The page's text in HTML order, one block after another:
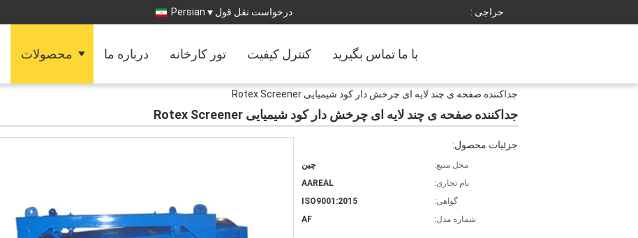
حراجی : درخواست نقل قول Persian
محصولات درباره ما تور کارخانه کنترل کیفیت با ما تماس بگیرید
جداکننده صفحه ی چند لایه ای چرخش دار کود شیمیایی Rotex Screener
جداکننده صفحه ی چند لایه ای چرخش دار کود شیمیایی Rotex Screener
جزئیات محصول:
محل منبع:
چین
نام تجاری:
AAREAL
گواهی:
ISO9001:2015
شماره مدل:
AF